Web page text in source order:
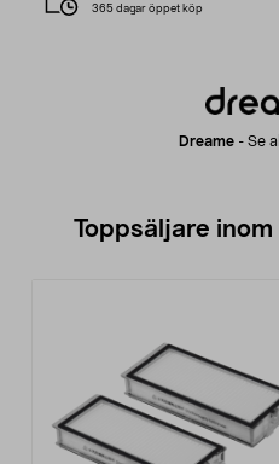
Dreame- Se
365 dagar öppet köp
Toppsäljare